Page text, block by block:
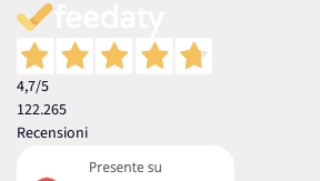
4,7/5
122.265
Recensioni